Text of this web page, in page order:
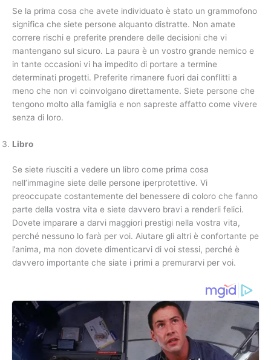
Se la prima cosa che avete individuato è stato un grammofono
significa che siete persone alquanto distratte. Non amate
correre rischi e preferite prendere delle decisioni che vi
mantengano sul sicuro. La paura è un vostro grande nemico e
in tante occasioni vi ha impedito di portare a termine
determinati progetti. Preferite rimanere fuori dai conflitti a
meno che non vi coinvolgano direttamente. Siete persone che
tengono molto alla famiglia e non sapreste affatto come vivere
senza di loro.
Libro
Se siete riusciti a vedere un libro come prima cosa
nell’immagine siete delle persone iperprotettive. Vi
preoccupate costantemente del benessere di coloro che fanno
parte della vostra vita e siete davvero bravi a renderli felici.
Dovete imparare a darvi maggiori prestigi nella vostra vita,
perché nessuno lo farà per voi. Aiutare gli altri è confortante pe
l’anima, ma non dovete dimenticarvi di voi stessi, perché è
davvero importante che siate i primi a premurarvi per voi.